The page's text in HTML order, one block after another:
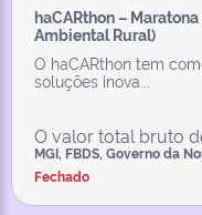
haCARthon –
Ambiental Rural)
O haCARthon tem
soluções inova...
O valor total bruto
MGI, FBDS, Governo da
Fechado